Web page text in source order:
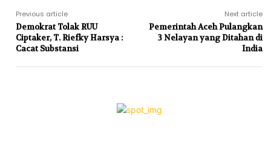
Previous article
Demokrat Tolak RUU
Ciptaker, T. Riefky Harsya :
Cacat Substansi
Next article
Pemerintah Aceh Pulangkan
3 Nelayan yang Ditahan di
India